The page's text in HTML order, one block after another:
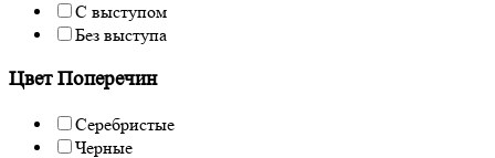
С выступом
Без выступа
Цвет Поперечин
Серебристые
Черные